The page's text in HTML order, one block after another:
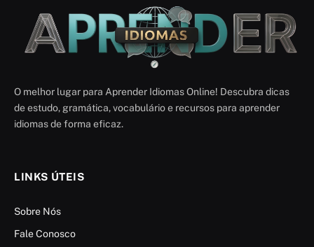
O melhor lugar para Aprender Idiomas Online! Descubra dicas
de estudo, gramática, vocabulário e recursos para aprender
idiomas de forma eficaz.
LINKS ÚTEIS
Sobre Nós
Fale Conosco